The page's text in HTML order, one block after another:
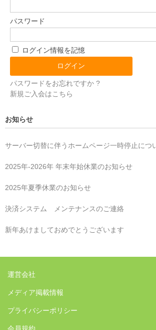
パスワード
ログイン情報を記憶
パスワードをお忘れですか ?
新規ご入会はこちら
お知らせ
サーバー切替に伴うホームページ一時停止につ
2025年‐2026年 年末年始休業のお知らせ
2025年夏季休業のお知らせ
決済システム メンテナンスのご連絡
新年あけましておめでとうございます
運営会社
メディア掲載情報
プライバシーポリシー
会員規約